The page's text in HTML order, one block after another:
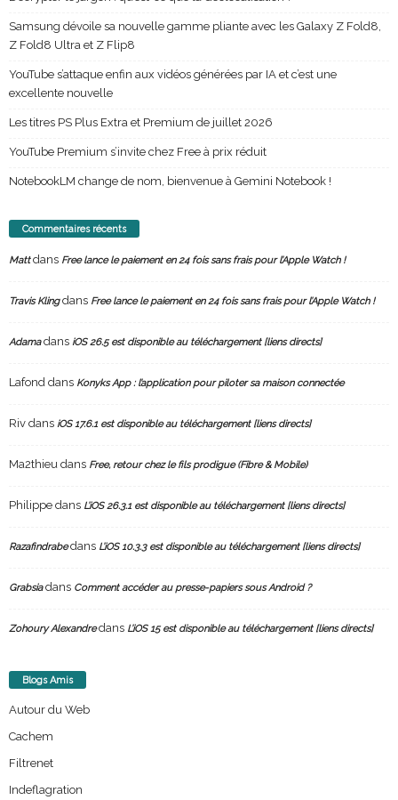
Samsung dévoile sa nouvelle gamme pliante avec les Galaxy Z Fold8,
Z Fold8 Ultra et Z Flip8
YouTube s’attaque enfin aux vidéos générées par IA et c’est une
excellente nouvelle
Les titres PS Plus Extra et Premium de juillet 2026
YouTube Premium s’invite chez Free à prix réduit
NotebookLM change de nom, bienvenue à Gemini Notebook !
Commentaires récents
Mattdans Free lance le paiement en 24 fois sans frais pour l’Apple Watch !
Travis Klingdans Free lance le paiement en 24 fois sans frais pour l’Apple Watch !
Adamadans iOS 26.5 est disponible au téléchargement [liens directs]
Lafond dans Konyks App : l’application pour piloter sa maison connectée
Riv dans iOS 17.6.1 est disponible au téléchargement [liens directs]
Ma2thieu dans Free, retour chez le fils prodigue (Fibre & Mobile)
Philippe dans L’iOS 26.3.1 est disponible au téléchargement [liens directs]
Razafindrabedans L’iOS 10.3.3 est disponible au téléchargement [liens directs]
Grabsiadans Comment accéder au presse-papiers sous Android ?
Zohoury Alexandredans L’iOS 15 est disponible au téléchargement [liens directs]
Blogs Amis
Autour du Web
Cachem
Filtrenet
Indeflagration